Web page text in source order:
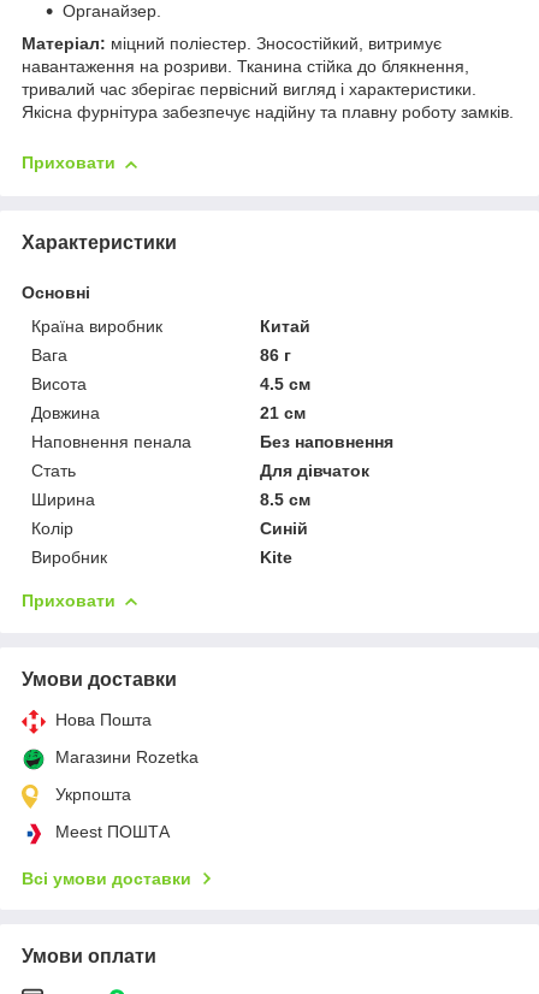
Органайзер.
Матеріал: міцний поліестер. Зносостійкий, витримує
навантаження на розриви. Тканина стійка до блякнення,
тривалий час зберігає первісний вигляд і характеристики.
Якісна фурнітура забезпечує надійну та плавну роботу замків.
Приховати
Характеристики
Основні
Країна виробник
Китай
Вага
86 г
Висота
4.5 см
Довжина
21 см
Наповнення пенала
Без наповнення
Стать
Для дівчаток
Ширина
8.5 см
Колір
Синій
Виробник
Kite
Приховати
Умови доставки
Нова Пошта
Магазини Rozetka
Укрпошта
Meest ПОШТА
Всі умови доставки
Умови оплати